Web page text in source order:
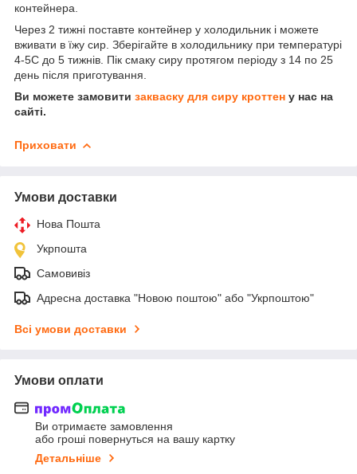
контейнера.
Через 2 тижні поставте контейнер у холодильник і можете
вживати в їжу сир. Зберігайте в холодильнику при температурі
4-5С до 5 тижнів. Пік смаку сиру протягом періоду з 14 по 25
день після приготування.
Ви можете замовити закваску для сиру кроттен у нас на
сайті.
Приховати
Умови доставки
Нова Пошта
Укрпошта
Самовивіз
Адресна доставка "Новою поштою" або "Укрпоштою"
Всі умови доставки
Умови оплати
Ви отримаєте замовлення
або гроші повернуться на вашу картку
Детальніше